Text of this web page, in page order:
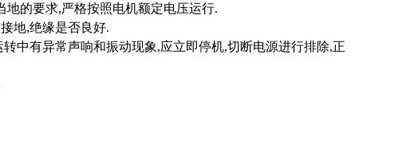
的要求,严格按照电机额定电压运行.
地,绝缘是否良好.
中有异常声响和振动现象,应立即停机,切断电源进行排除,正